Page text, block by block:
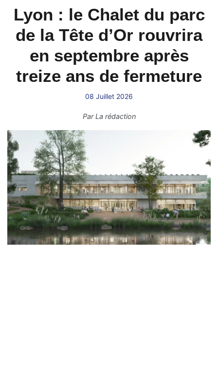
Lyon : le Chalet du parc
de la Tête d’Or rouvrira
en septembre après
treize ans de fermeture
08 Juillet 2026
ParLa rédaction